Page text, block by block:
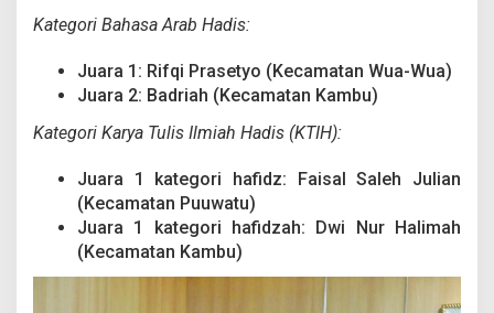
Kategori Bahasa Arab Hadis:
Juara 1: Rifqi Prasetyo (Kecamatan Wua-Wua)
Juara 2: Badriah (Kecamatan Kambu)
Kategori Karya Tulis Ilmiah Hadis (KTIH):
Juara 1 kategori hafidz: Faisal Saleh Julian
(Kecamatan Puuwatu)
Juara 1 kategori hafidzah: Dwi Nur Halimah
(Kecamatan Kambu)